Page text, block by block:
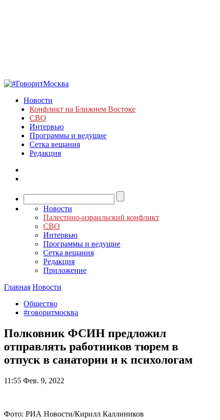
Новости
Конфликт на Ближнем Востоке
СВО
Интервью
Программы и ведущие
Сетка вещания
Редакция
Новости
Палестино-израильский конфликт
СВО
Интервью
Программы и ведущие
Сетка вещания
Редакция
Приложение
Главная Новости
Общество
#говоритмосква
Полковник ФСИН предложил
отправлять работников тюрем в
отпуск в санатории и к психологам
11:55 Фев. 9, 2022
Фото: РИА Новости/Кирилл Каллиников